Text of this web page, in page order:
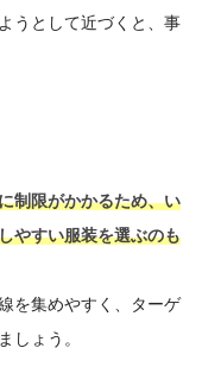
うとして近づくと、事
制限がかかるため、い
やすい服装を選ぶのも
を集めやすく、ターゲ
しょう。